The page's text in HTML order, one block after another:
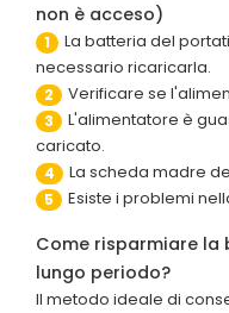
non è acceso)
1
La batteria del
necessario ricaricarla.
2 Verificare se
3
L'alimentatore è
caricato.
4 La scheda madre
5 Esiste i problemi
Come risparmiare
lungo periodo?
Il metodo ideale di